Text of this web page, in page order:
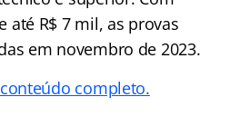
até R$ 7 mil, as provas
em novembro de 2023.
completo.